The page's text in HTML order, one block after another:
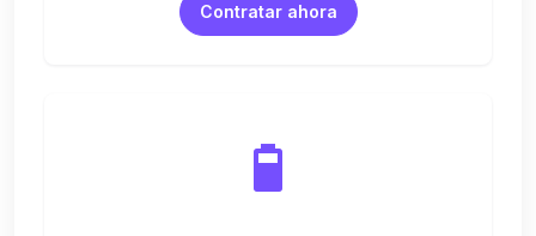
Contratar ahora